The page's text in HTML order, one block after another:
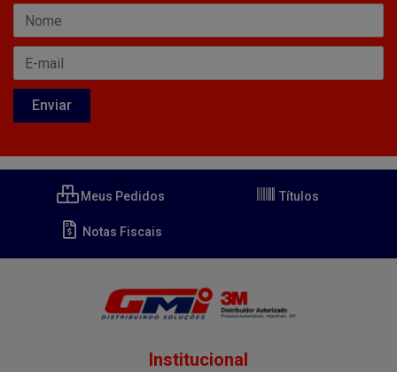
Meus Pedidos Títulos
Notas Fiscais
Institucional